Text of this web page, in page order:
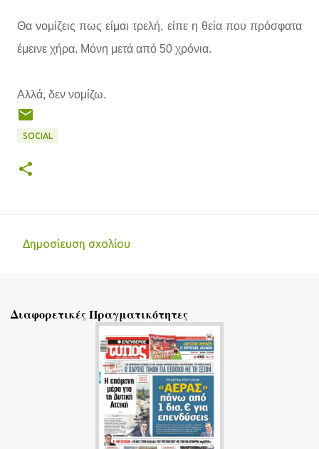
Θα νομίζεις πως είμαι τρελή, είπε η θεία που πρόσφατα
έμεινε χήρα. Μόνη μετά από 50 χρόνια.
Αλλά, δεν νομίζω.
SOCIAL
λ
Δημοσίευση σχολίου
Διαφορετικές Πραγματικότητες